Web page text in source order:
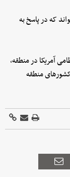
که در پاسخ به
آمریکا در منطقه،
منطقه